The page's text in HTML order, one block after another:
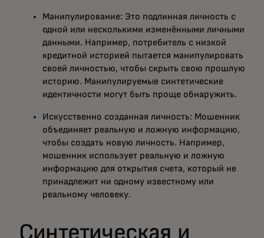
Манипулирование: Это подлинная личность с
одной или несколькими изменёнными личными
данными. Например, потребитель с низкой
кредитной историей пытается манипулировать
своей личностью, чтобы скрыть свою прошлую
историю. Манипулируемые синтетические
идентичности могут быть проще обнаружить.
Искусственно созданная личность: Мошенник
объединяет реальную и ложную информацию,
чтобы создать новую личность. Например,
мошенник использует реальную и ложную
информацию для открытия счета, который не
принадлежит ни одному известному или
реальному человеку.
Синтетическая и